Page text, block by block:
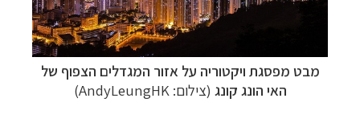
מבט מפסגת ויקטוריה על אזור המגדלים הצפוף של
האי הונג קונג (צילום: AndyLeungHK)